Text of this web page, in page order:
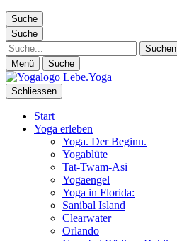
Suche
Suche
Suche
Menü Suche
Schliessen
Start
Yoga erleben
Yoga. Der Beginn.
Yogablüte
Tat-Twam-Asi
Yogaengel
Yoga in Florida:
Sanibal Island
Clearwater
Orlando